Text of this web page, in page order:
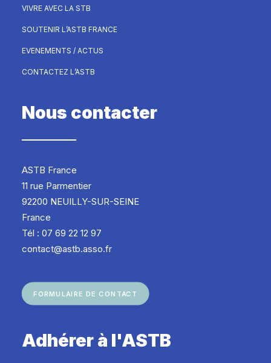
VIVRE AVEC LA STB
SOUTENIR L’ASTB FRANCE
EVENEMENTS / ACTUS
CONTACTEZ L’ASTB
Nous contacter
ASTB France
11 rue Parmentier
92200 NEUILLY-SUR-SEINE
France
Tél : 07 69 22 12 97
contact@astb.asso.fr
FORMULAIRE DE CONTACT
Adhérer à l'ASTB